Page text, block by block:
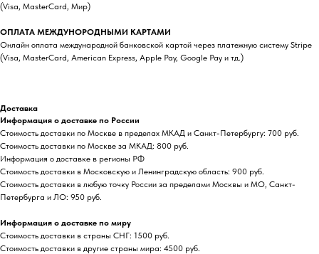
(Visa, MasterCard, Мир)
ОПЛАТА МЕЖДУНОРОДНЫМИ КАРТАМИ
Онлайн оплата международной банковской картой через платежную систему Stripe
(Visa, MasterCard, American Express, Apple Pay, Google Pay и тд.)
Доставка
Информация о доставке по России
Стоимость доставки по Москве в пределах МКАД и Санкт-Петербургу: 700 руб.
Стоимость доставки по Москве за МКАД: 800 руб.
Информация о доставке в регионы РФ
Стоимость доставки в Московскую и Ленинградскую область: 900 руб.
Стоимость доставки в любую точку России за пределами Москвы и МО, Санкт-
Петербурга и ЛО: 950 руб.
Информация о доставке по миру
Стоимость доставки в страны СНГ: 1500 руб.
Стоимость доставки в другие страны мира: 4500 руб.